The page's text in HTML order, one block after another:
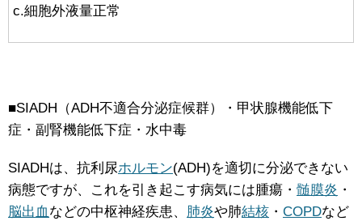
c.細胞外液量正常
■SIADH（ADH不適合分泌症候群）・甲状腺機能低下
症・副腎機能低下症・水中毒
SIADHは、抗利尿ホルモン(ADH)を適切に分泌できない
病態ですが、これを引き起こす病気には腫瘍・ 髄膜炎 ・
脳出血 などの中枢神経疾患、 肺炎や肺結核 ・ COPDなど